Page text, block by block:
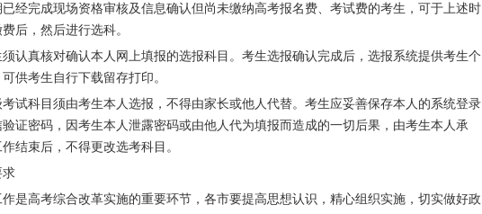
完成现场资格审核及信息确认但尚未缴纳高考报名费、考试费的考生，可于上述时
后，然后进行选科。
真核对确认本人网上填报的选报科目。考生选报确认完成后，选报系统提供考生个
供考生自行下载留存打印。
科目须由考生本人选报，不得由家长或他人代替。考生应妥善保存本人的系统登录
证密码，因考生本人泄露密码或由他人代为填报而造成的一切后果，由考生本人承
结束后，不得更改选考科目。
高考综合改革实施的重要环节，各市要提高思想认识，精心组织实施，切实做好政